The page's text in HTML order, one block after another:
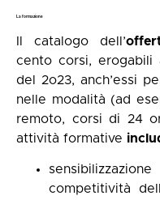
La formazione
Il catalogo dell’
cento corsi, erogabili
del 2o23, anch’essi
nelle modalità (ad
remoto, corsi di 24
attività formative
competitività